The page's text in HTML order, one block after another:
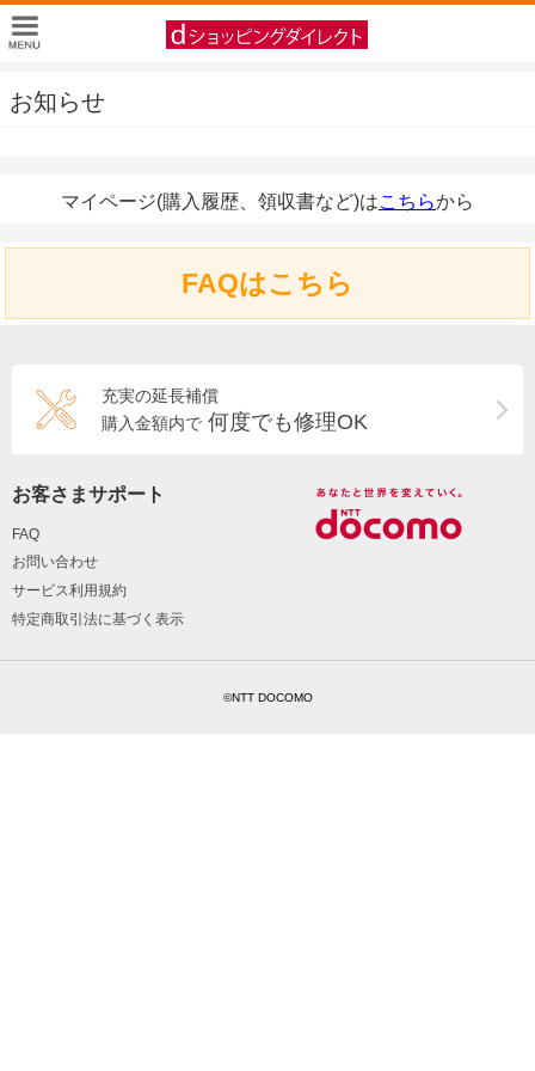
お知らせ
マイページ(購入履歴、領収書など)はこちらから
FAQはこちら
充実の延長補償
購入金額内で 何度でも修理OK
お客さまサポート
FAQ
お問い合わせ
サービス利用規約
特定商取引法に基づく表示
©NTT DOCOMO